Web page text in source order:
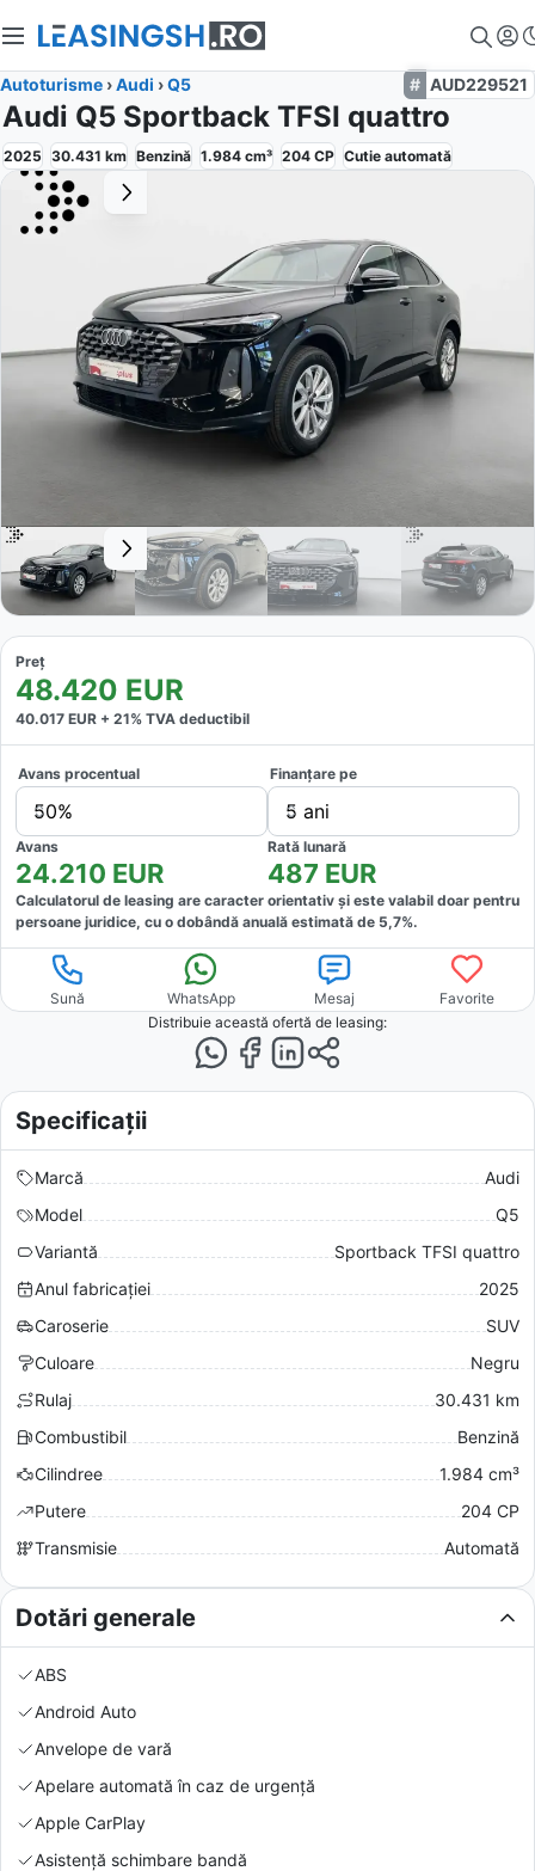
Autoturisme ›Audi ›Q5 AUD229521
Audi Q5 Sportback TFSI quattro
2025 30.431 km Benzină 1.984 cm³ 204 CP Cutie automată
Preț
48.420 EUR
40.017 EUR + 21% TVA deductibil
Avans procentual
50%
Finanțare pe
5 ani
Avans
24.210 EUR
Rată lunară
487 EUR
Calculatorul de leasing are caracter orientativ și este valabil doar pentru
persoane juridice, cu o dobândă anuală estimată de 5,7%.
Sună WhatsApp Mesaj
Favorite
Distribuie această ofertă de leasing:
Specificații
Marcă
Audi
Model
Q5
Variantă
Sportback TFSI quattro
Anul fabricației
2025
Caroserie
SUV
Culoare
Negru
Rulaj
30.431 km
Combustibil
Benzină
Cilindree
1.984 cm³
Putere
204 CP
Transmisie
Automată
Dotări generale
ABS
Android Auto
Anvelope de vară
Apelare automată în caz de urgență
Apple CarPlay
Asistență schimbare bandă